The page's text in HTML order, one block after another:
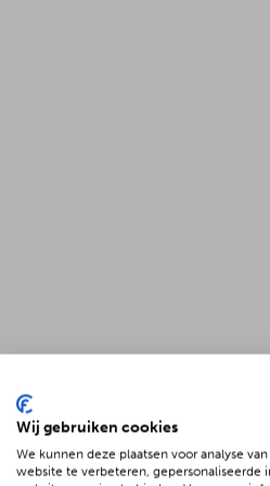
Wij gebruiken cookies
We kunnen deze plaatsen voor analyse
website te verbeteren,